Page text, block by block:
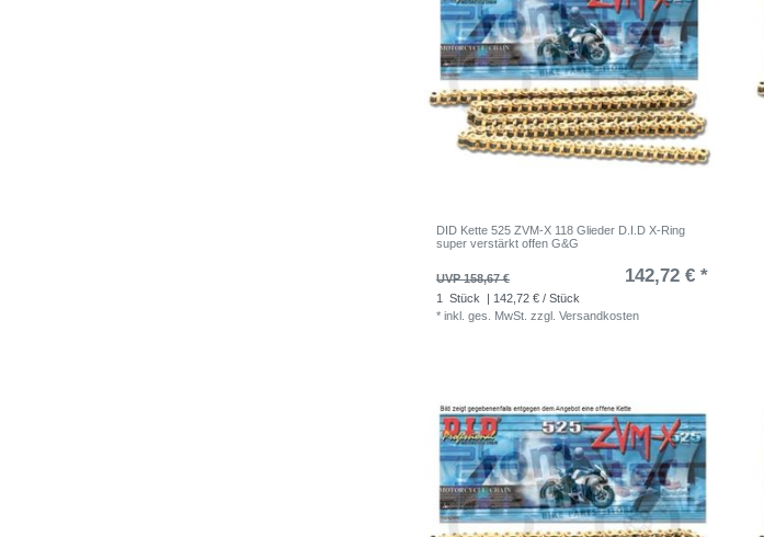
DID Kette 525 ZVM-X 118 Glieder D.I.D X-Ring
super verstärkt offen G&G
UVP 158,67 € 142,72 € *
1 Stück
| 142,72 € / Stück
*inkl. ges. MwSt. zzgl.Versandkosten